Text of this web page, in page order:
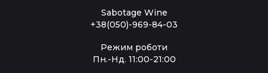
Sabotage Wine
+38(050)-969-84-03
Режим роботи
Пн.-Нд. 11:00-21:00